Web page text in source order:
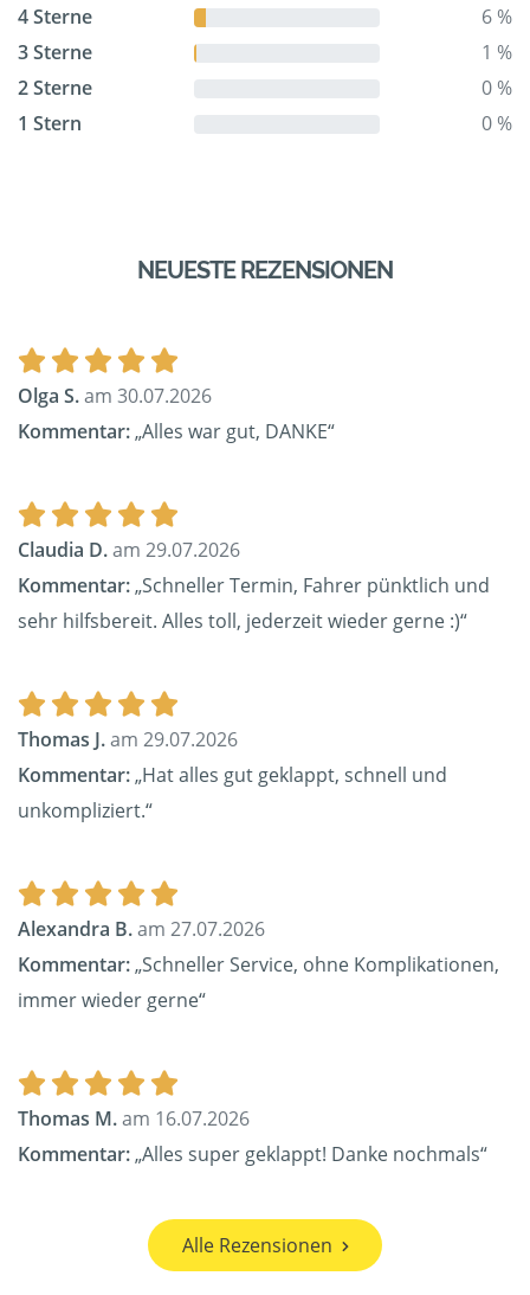
4 Sterne
6 %
3 Sterne
1 %
2 Sterne
0 %
1 Stern
0 %
NEUESTE REZENSIONEN
Olga S.am 30.07.2026
Kommentar:„Alles war gut, DANKE“
Claudia D.am 29.07.2026
Kommentar:„Schneller Termin, Fahrer pünktlich und
sehr hilfsbereit. Alles toll, jederzeit wieder gerne :)“
Thomas J.am 29.07.2026
Kommentar:„Hat alles gut geklappt, schnell und
unkompliziert.“
Alexandra B.am 27.07.2026
Kommentar:„Schneller Service, ohne Komplikationen,
immer wieder gerne“
Thomas M.am 16.07.2026
Kommentar:„Alles super geklappt! Danke nochmals“
Alle Rezensionen